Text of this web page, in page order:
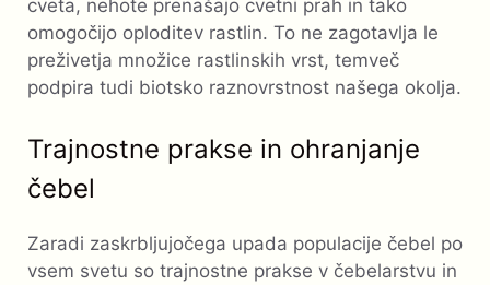
cveta, nehote prenašajo cvetni prah in tako
omogočijo oploditev rastlin. To ne zagotavlja le
preživetja množice rastlinskih vrst, temveč
podpira tudi biotsko raznovrstnost našega okolja.
Trajnostne prakse in ohranjanje
čebel
Zaradi zaskrbljujočega upada populacije čebel po
vsem svetu so trajnostne prakse v čebelarstvu in